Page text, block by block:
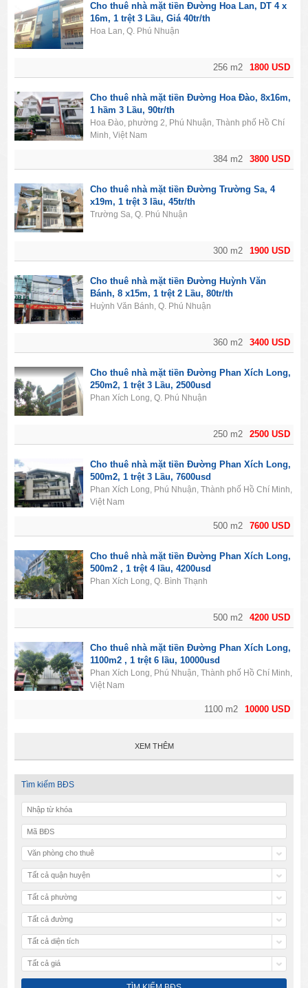
1800 USD
256 m2
Cho thuê nhà mặt tiền Đường Hoa Lan, DT 4 x
16m, 1 trệt 3 Lầu, Giá 40tr/th
Hoa Lan, Q. Phú Nhuận
3800 USD
384 m2
Cho thuê nhà mặt tiền Đường Hoa Đào, 8x16m,
1 hầm 3 Lầu, 90tr/th
Hoa Đào, phường 2, Phú Nhuận, Thành phố Hồ Chí
Minh, Việt Nam
1900 USD
300 m2
Cho thuê nhà mặt tiền Đường Trường Sa, 4
x19m, 1 trệt 3 lầu, 45tr/th
Trường Sa, Q. Phú Nhuận
3400 USD
360 m2
Cho thuê nhà mặt tiền Đường Huỳnh Văn
Bánh, 8 x15m, 1 trệt 2 Lầu, 80tr/th
Huỳnh Văn Bánh, Q. Phú Nhuận
2500 USD
250 m2
Cho thuê nhà mặt tiền Đường Phan Xích Long,
250m2, 1 trệt 3 Lầu, 2500usd
Phan Xích Long, Q. Phú Nhuận
7600 USD
500 m2
Cho thuê nhà mặt tiền Đường Phan Xích Long,
500m2, 1 trệt 3 Lầu, 7600usd
Phan Xích Long, Phú Nhuận, Thành phố Hồ Chí Minh,
Việt Nam
4200 USD
500 m2
Cho thuê nhà mặt tiền Đường Phan Xích Long,
500m2 , 1 trệt 4 lầu, 4200usd
Phan Xích Long, Q. Bình Thạnh
10000 USD
1100 m2
Cho thuê nhà mặt tiền Đường Phan Xích Long,
1100m2 , 1 trệt 6 lầu, 10000usd
Phan Xích Long, Phú Nhuận, Thành phố Hồ Chí Minh,
Việt Nam
XEM THÊM
Tìm kiếm BĐS
Văn phòng cho thuê
Tất cả quận huyện
Tất cả phường
Tất cả đường
Tất cả diện tích
Tất cả giá